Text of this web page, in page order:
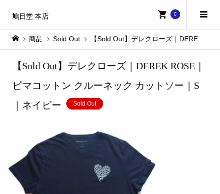
鳩目堂 本店 0
商品 Sold Out 【Sold Out】デレクローズ｜DEREK ROSE｜ピマコットン クルーネック カットソー｜S｜ネイビー
【Sold Out】デレクローズ｜DEREK ROSE｜
ピマコットン クルーネック カットソー｜S
｜ネイビー
Sold Out